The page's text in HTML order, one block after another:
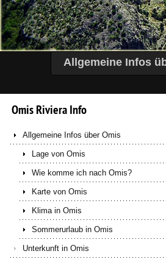
Allgemeine Infos
OmisRivieraInfo
Allgemeine Infos über Omis
Lage von Omis
Wie komme ich nach Omis?
Karte von Omis
Klima in Omis
Sommerurlaub in Omis
Unterkunft in Omis